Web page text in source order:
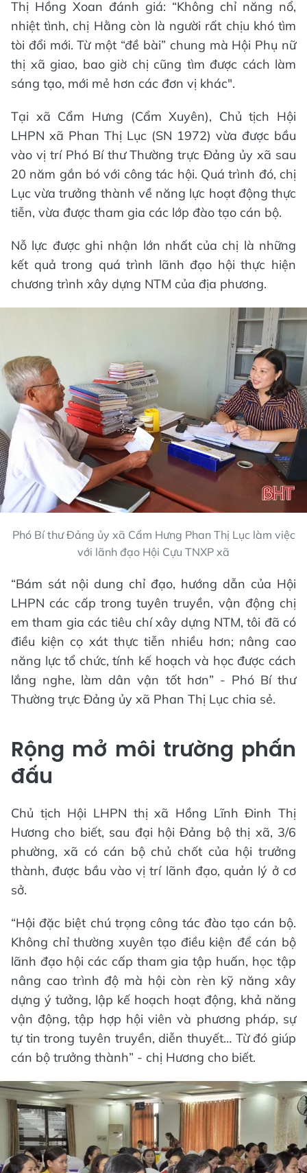
Thị Hồng Xoan đánh giá: “Không chỉ năng nổ,
nhiệt tình, chị Hằng còn là người rất chịu khó tìm
tòi đổi mới. Từ một “đề bài” chung mà Hội Phụ nữ
thị xã giao, bao giờ chị cũng tìm được cách làm
sáng tạo, mới mẻ hơn các đơn vị khác".
Tại xã Cẩm Hưng (Cẩm Xuyên), Chủ tịch Hội
LHPN xã Phan Thị Lục (SN 1972) vừa được bầu
vào vị trí Phó Bí thư Thường trực Đảng ủy xã sau
20 năm gắn bó với công tác hội. Quá trình đó, chị
Lục vừa trưởng thành về năng lực hoạt động thực
tiễn, vừa được tham gia các lớp đào tạo cán bộ.
Nỗ lực được ghi nhận lớn nhất của chị là những
kết quả trong quá trình lãnh đạo hội thực hiện
chương trình xây dựng NTM của địa phương.
Phó Bí thư Đảng ủy xã Cẩm Hưng Phan Thị Lục làm việc
với lãnh đạo Hội Cựu TNXP xã
“Bám sát nội dung chỉ đạo, hướng dẫn của Hội
LHPN các cấp trong tuyên truyền, vận động chị
em tham gia các tiêu chí xây dựng NTM, tôi đã có
điều kiện cọ xát thực tiễn nhiều hơn; nâng cao
năng lực tổ chức, tính kế hoạch và học được cách
lắng nghe, làm dân vận tốt hơn” - Phó Bí thư
Thường trực Đảng ủy xã Phan Thị Lục chia sẻ.
Rộng mở môi trường phấn
đấu
Chủ tịch Hội LHPN thị xã Hồng Lĩnh Đinh Thị
Hương cho biết, sau đại hội Đảng bộ thị xã, 3/6
phường, xã có cán bộ chủ chốt của hội trưởng
thành, được bầu vào vị trí lãnh đạo, quản lý ở cơ
sở.
“Hội đặc biệt chú trọng công tác đào tạo cán bộ.
Không chỉ thường xuyên tạo điều kiện để cán bộ
lãnh đạo hội các cấp tham gia tập huấn, học tập
nâng cao trình độ mà hội còn rèn kỹ năng xây
dựng ý tưởng, lập kế hoạch hoạt động, khả năng
vận động, tập hợp hội viên và phương pháp, sự
tự tin trong tuyên truyền, diễn thuyết… Từ đó giúp
cán bộ trưởng thành” - chị Hương cho biết.